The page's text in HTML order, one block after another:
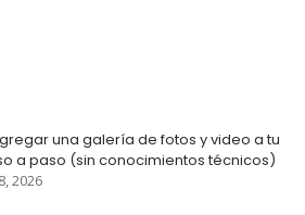
una galería de fotos y video a tu
a paso (sin conocimientos técnicos)
2026